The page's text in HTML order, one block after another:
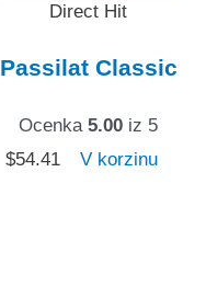
Direct Hit
Passilat Classic
Ocenka5.00 iz 5
$54.41 V korzinu